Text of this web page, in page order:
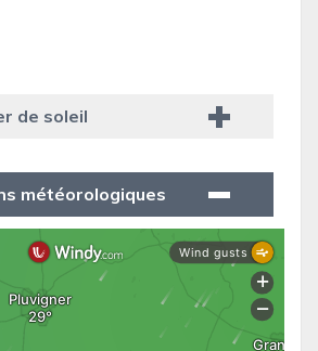
de soleil
météorologiques